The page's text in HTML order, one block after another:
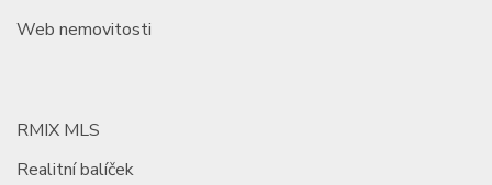
Web nemovitosti
RMIX MLS
Realitní balíček